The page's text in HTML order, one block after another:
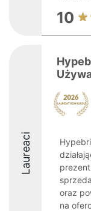
10
Laureaci
oraz
na